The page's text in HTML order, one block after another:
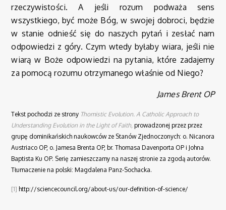
rzeczywistości. A jeśli rozum podważa sens
wszystkiego, być może Bóg, w swojej dobroci, będzie
w stanie odnieść się do naszych pytań i zesłać nam
odpowiedzi z góry. Czym wtedy byłaby wiara, jeśli nie
wiarą w Boże odpowiedzi na pytania, które zadajemy
za pomocą rozumu otrzymanego właśnie od Niego?
James Brent OP
Tekst pochodzi ze strony Thomistic Evolution. A Catholic Approach to
Understanding Evolution in the Light of Faith, prowadzonej przez przez
grupę dominikańskich naukowców ze Stanów Zjednoczonych: o. Nicanora
Austriaco OP, o. Jamesa Brenta OP, br. Thomasa Davenporta OP i Johna
Baptista Ku OP. Serię zamieszczamy na naszej stronie za zgodą autorów.
Tłumaczenie na polski: Magdalena Panz-Sochacka.
[1] http://sciencecouncil.org/about-us/our-definition-of-science/